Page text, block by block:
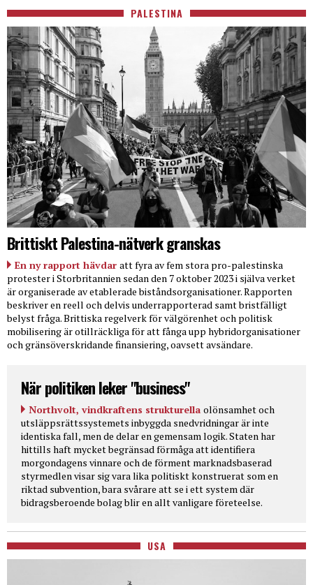
PALESTINA
Brittiskt Palestina-nätverk granskas
En ny rapport hävdar att fyra av fem stora pro-palestinska
protester i Storbritannien sedan den 7 oktober 2023 i själva verket
är organiserade av etablerade biståndsorganisationer. Rapporten
beskriver en reell och delvis underrapporterad samt bristfälligt
belyst fråga. Brittiska regelverk för välgörenhet och politisk
mobilisering är otillräckliga för att fånga upp hybridorganisationer
och gränsöverskridande finansiering, oavsett avsändare.
När politiken leker "business"
Northvolt, vindkraftens strukturella olönsamhet och
utsläppsrättssystemets inbyggda snedvridningar är inte
identiska fall, men de delar en gemensam logik. Staten har
hittills haft mycket begränsad förmåga att identifiera
morgondagens vinnare och de förment marknadsbaserad
styrmedlen visar sig vara lika politiskt konstruerat som en
riktad subvention, bara svårare att se i ett system där
bidragsberoende bolag blir en allt vanligare företeelse.
USA